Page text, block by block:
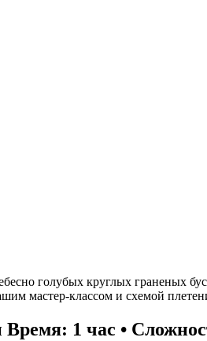
голубых круглых граненых
мастер-классом и схемой
Время: 1 час •